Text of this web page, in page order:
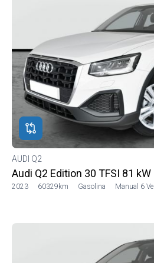
AUDI Q2
Audi Q2 Edition 30 TFSI 81 kW
2023 60329km Gasolina Manual 6